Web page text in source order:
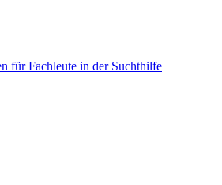
für Fachleute in der Suchthilfe